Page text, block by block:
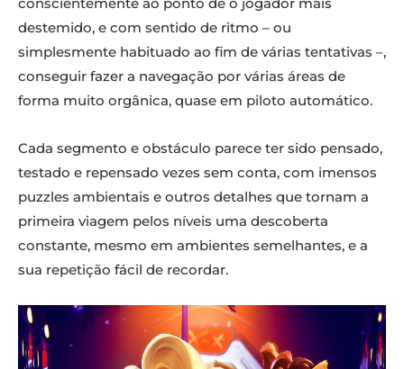
conscientemente ao ponto de o jogador mais
destemido, e com sentido de ritmo – ou
simplesmente habituado ao fim de várias tentativas –,
conseguir fazer a navegação por várias áreas de
forma muito orgânica, quase em piloto automático.
Cada segmento e obstáculo parece ter sido pensado,
testado e repensado vezes sem conta, com imensos
puzzles ambientais e outros detalhes que tornam a
primeira viagem pelos níveis uma descoberta
constante, mesmo em ambientes semelhantes, e a
sua repetição fácil de recordar.